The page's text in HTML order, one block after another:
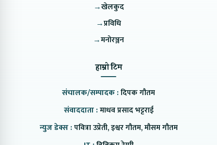
→खेलकुद
→प्रविधि
→मनोरञ्जन
हाम्रो टिम
संचालक/सम्पादक :दिपक गौतम
संवाददाता :माधव प्रसाद भट्टराई
न्युज डेक्स :पवित्रा उप्रेती, इश्वर गौतम, मौसम गौतम